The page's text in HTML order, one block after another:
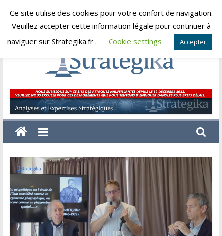
Skip
vendredi, août 7, 2026
Strategika
Expertise
et
Analyses
Ce site utilise des cookies pour votre confort de navigation.
Veuillez accepter cette information légale pour continuer à
naviguer sur Strategika.fr .
Cookie settings Accepter